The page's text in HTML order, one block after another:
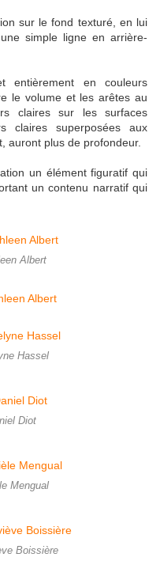
sur le fond texturé, en lui
simple ligne en arrière-
entièrement en couleurs
le volume et les arêtes au
claires sur les surfaces
claires superposées aux
auront plus de profondeur.
un élément figuratif qui
un contenu narratif qui
Albert
Albert
Hassel
Diot
Mengual
Boissière